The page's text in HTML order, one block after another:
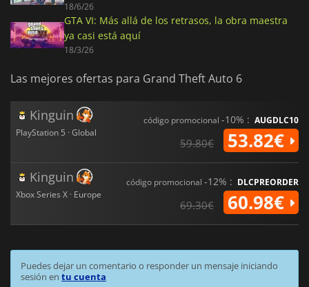
18/6/26
GTA VI: Más allá de los retrasos, la obra maestra
ya casi está aquí
18/3/26
Las mejores ofertas para Grand Theft Auto 6
Kinguin
PlayStation 5 · Global
código promocional -10% : AUGDLC10
59.80€ 53.82€
Kinguin
Xbox Series X · Europe
código promocional -12% : DLCPREORDER
69.30€ 60.98€
Puedes dejar un comentario o responder un mensaje iniciando
sesión en tu cuenta